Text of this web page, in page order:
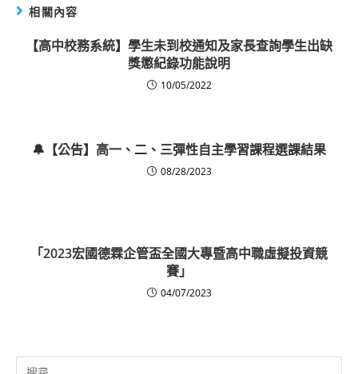
相關內容
【高中校務系統】學生未到校通知及家長查詢學生出缺
獎懲紀錄功能說明
10/05/2022
🔔【公告】高一、二、三彈性自主學習課程選課結果
08/28/2023
「2023宏國德霖企管盃全國大專暨高中職虛擬投資競
賽」
04/07/2023
Search